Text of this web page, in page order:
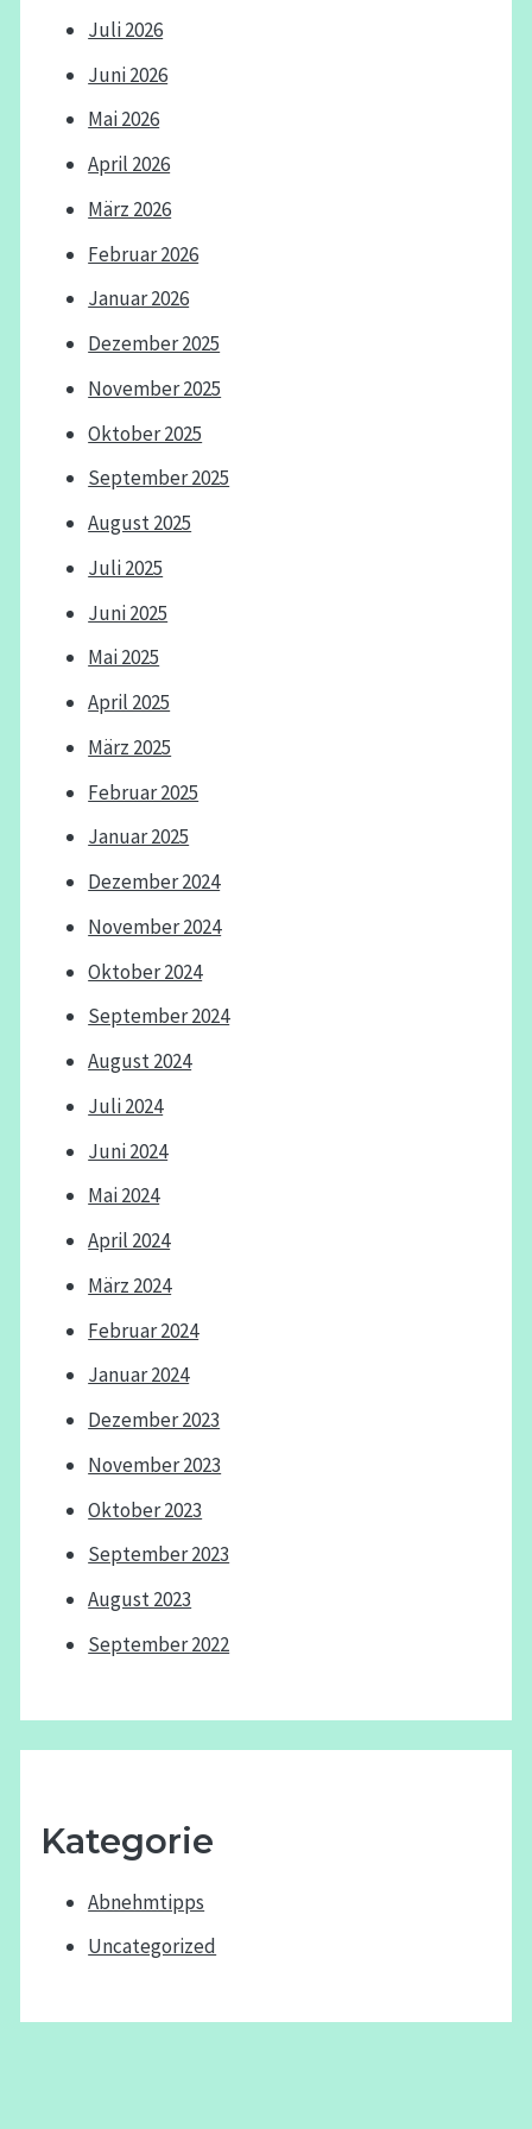
Juli 2026
Juni 2026
Mai 2026
April 2026
März 2026
Februar 2026
Januar 2026
Dezember 2025
November 2025
Oktober 2025
September 2025
August 2025
Juli 2025
Juni 2025
Mai 2025
April 2025
März 2025
Februar 2025
Januar 2025
Dezember 2024
November 2024
Oktober 2024
September 2024
August 2024
Juli 2024
Juni 2024
Mai 2024
April 2024
März 2024
Februar 2024
Januar 2024
Dezember 2023
November 2023
Oktober 2023
September 2023
August 2023
September 2022
Kategorie
Abnehmtipps
Uncategorized